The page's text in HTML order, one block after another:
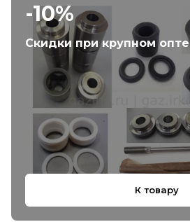
-10%
Скидки при крупном опте
К товару